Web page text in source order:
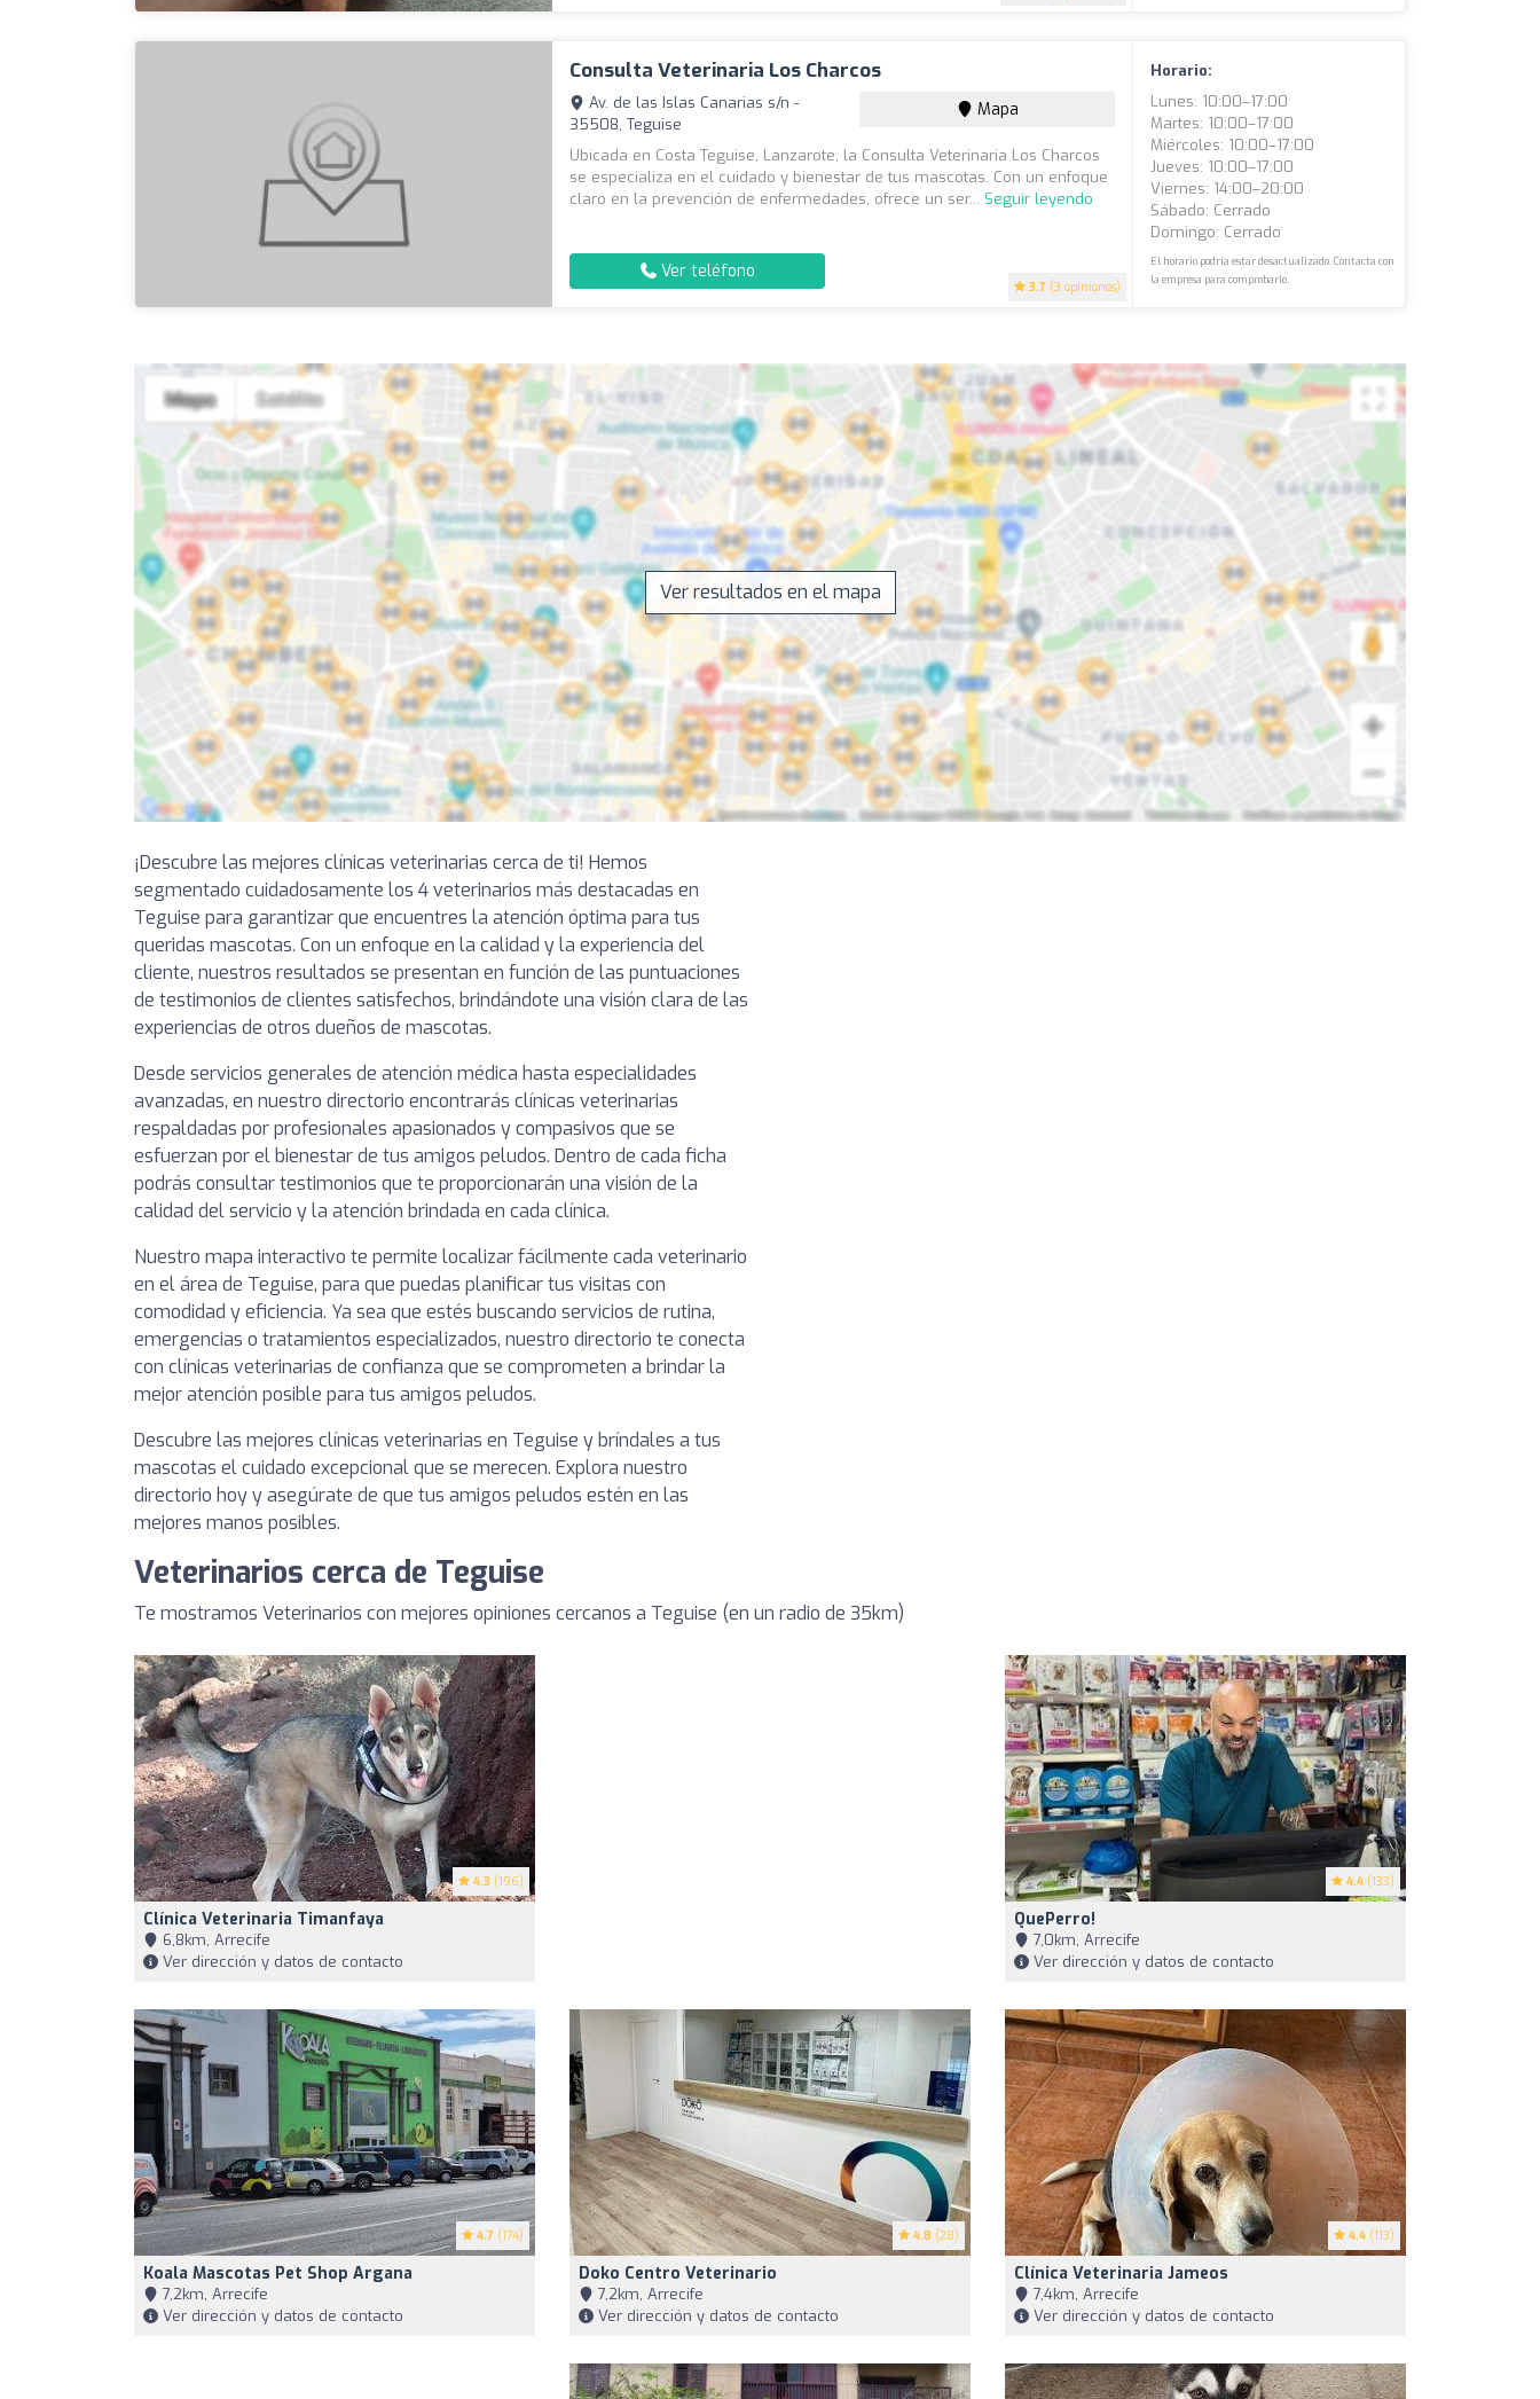
Consulta Veterinaria Los Charcos
3.7 (3 opiniones)
Av. de las Islas Canarias s/n -
35508, Teguise
Mapa
Ubicada en Costa Teguise, Lanzarote, la Consulta Veterinaria Los Charcos
se especializa en el cuidado y bienestar de tus mascotas. Con un enfoque
claro en la prevención de enfermedades, ofrece un ser... Seguir leyendo
Ver teléfono
Horario:
Lunes: 10:00–17:00
Martes: 10:00–17:00
Miércoles: 10:00–17:00
Jueves: 10:00–17:00
Viernes: 14:00–20:00
Sábado: Cerrado
Domingo: Cerrado
El horario podría estar desactualizado. Contacta con
la empresa para comprobarlo.
Ver resultados en el mapa
¡Descubre las mejores clínicas veterinarias cerca de ti! Hemos
segmentado cuidadosamente los 4 veterinarios más destacadas en
Teguise para garantizar que encuentres la atención óptima para tus
queridas mascotas. Con un enfoque en la calidad y la experiencia del
cliente, nuestros resultados se presentan en función de las puntuaciones
de testimonios de clientes satisfechos, brindándote una visión clara de las
experiencias de otros dueños de mascotas.
Desde servicios generales de atención médica hasta especialidades
avanzadas, en nuestro directorio encontrarás clínicas veterinarias
respaldadas por profesionales apasionados y compasivos que se
esfuerzan por el bienestar de tus amigos peludos. Dentro de cada ficha
podrás consultar testimonios que te proporcionarán una visión de la
calidad del servicio y la atención brindada en cada clínica.
Nuestro mapa interactivo te permite localizar fácilmente cada veterinario
en el área de Teguise, para que puedas planificar tus visitas con
comodidad y eficiencia. Ya sea que estés buscando servicios de rutina,
emergencias o tratamientos especializados, nuestro directorio te conecta
con clínicas veterinarias de confianza que se comprometen a brindar la
mejor atención posible para tus amigos peludos.
Descubre las mejores clínicas veterinarias en Teguise y bríndales a tus
mascotas el cuidado excepcional que se merecen. Explora nuestro
directorio hoy y asegúrate de que tus amigos peludos estén en las
mejores manos posibles.
Veterinarios cerca de Teguise
Te mostramos Veterinarios con mejores opiniones cercanos a Teguise (en un radio de 35km)
4.3 (196)
Clínica Veterinaria Timanfaya
6,8km, Arrecife
Ver dirección y datos de contacto
4.4 (133)
QuePerro!
7,0km, Arrecife
Ver dirección y datos de contacto
4.7 (174)
Koala Mascotas Pet Shop Argana
7,2km, Arrecife
Ver dirección y datos de contacto
4.8 (28)
Doko Centro Veterinario
7,2km, Arrecife
Ver dirección y datos de contacto
4.4 (113)
Clínica Veterinaria Jameos
7,4km, Arrecife
Ver dirección y datos de contacto